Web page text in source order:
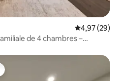
Note
4,97 (29)
de 4 chambres –